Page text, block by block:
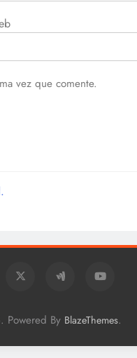
vez que comente.
Powered By BlazeThemes.